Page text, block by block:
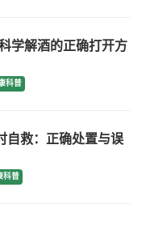
学解酒的正确打开方
科普
自救：正确处置与误
科普